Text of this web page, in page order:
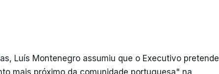
Luís Montenegro assumiu que o Executivo pretende